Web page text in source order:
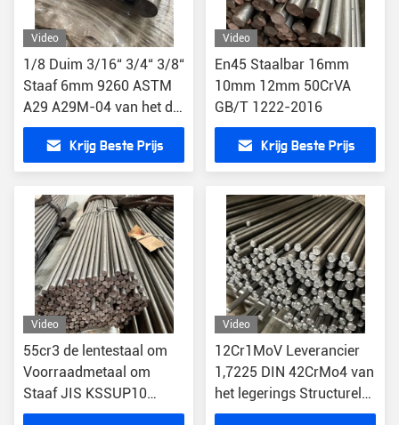
Video
1/8 Duim 3/16“ 3/4“ 3/8“
Staaf 6mm 9260 ASTM
A29 A29M-04 van het de
Lentestaal
Krijg Beste Prijs
Video
En45 Staalbar 16mm
10mm 12mm 50CrVA
GB/T 1222-2016
Krijg Beste Prijs
Video
55cr3 de lentestaal om
Voorraadmetaal om
Staaf JIS KSSUP10
BS51CrV4 1,8159
Video
12Cr1MoV Leverancier
1,7225 DIN 42CrMo4 van
het legerings Structurele
Staal 1,7131 16MnCr5